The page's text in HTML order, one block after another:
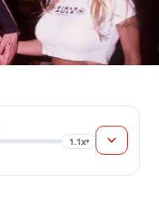
1.1x▾